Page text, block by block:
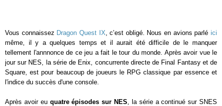
Vous connaissez Dragon Quest IX, c’est obligé. Nous en avions parléici
même, il y a quelques temps et il aurait été difficile de le manquer
tellement l'annnonce de ce jeu a fait le tour du monde. Après avoir vue le
jour sur NES, la série de Enix, concurrente directe de Final Fantasy et de
Square, est pour beaucoup de joueurs le RPG classique par essence et
l'indice du succès d'une console.
Après avoir eu quatre épisodes sur NES, la série a continué sur SNES